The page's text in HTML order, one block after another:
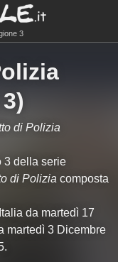
3
di Polizia
3 della serie
di Polizia composta
da martedì 17
martedì 3 Dicembre